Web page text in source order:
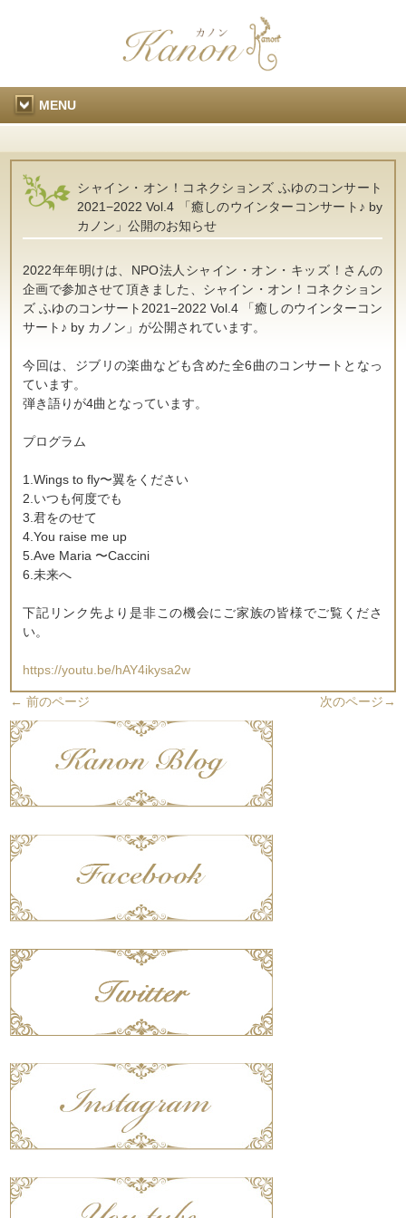
MENU
シャイン・オン！コネクションズ ふゆのコンサート
2021−2022 Vol.4 「癒しのウインターコンサート♪ by
カノン」公開のお知らせ
2022年年明けは、NPO法人シャイン・オン・キッズ！さんの
企画で参加させて頂きました、シャイン・オン！コネクション
ズ ふゆのコンサート2021−2022 Vol.4 「癒しのウインターコン
サート♪ by カノン」が公開されています。
今回は、ジブリの楽曲なども含めた全6曲のコンサートとなっ
ています。
弾き語りが4曲となっています。
プログラム
1.Wings to fly〜翼をください
2.いつも何度でも
3.君をのせて
4.You raise me up
5.Ave Maria 〜Caccini
6.未来へ
下記リンク先より是非この機会にご家族の皆様でご覧くださ
い。
https://youtu.be/hAY4ikysa2w
← 前のページ 次のページ →